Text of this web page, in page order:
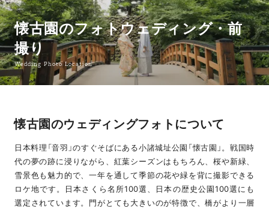
懐古園のフォトウェディング・前
撮り
Wedding Photo Location
懐古園のウェディングフォトについて
日本料理「音羽」のすぐそばにある小諸城址公園「懐古園」。戦国時
代の夢の跡に浸りながら、紅葉シーズンはもちろん、桜や新緑、
雪景色も魅力的で、一年を通して季節の花や緑を背に撮影できる
ロケ地です。日本さくら名所100選、日本の歴史公園100選にも
選定されています。門がとても大きいのが特徴で、橋がより一層